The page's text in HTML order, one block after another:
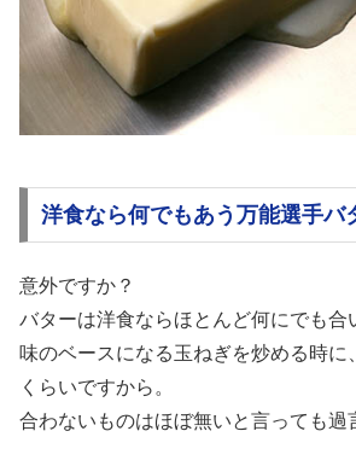
洋食なら何でもあう万能選手バ
意外ですか？
バターは洋食ならほとんど何にでも合
味のベースになる玉ねぎを炒める時に
くらいですから。
合わないものはほぼ無いと言っても過